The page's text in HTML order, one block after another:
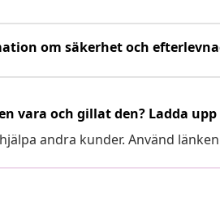
om säkerhet och
vara och gillat den? Ladda
andra kunder. Använd